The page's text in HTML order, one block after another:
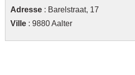
Adresse : Barelstraat, 17
Ville : 9880 Aalter